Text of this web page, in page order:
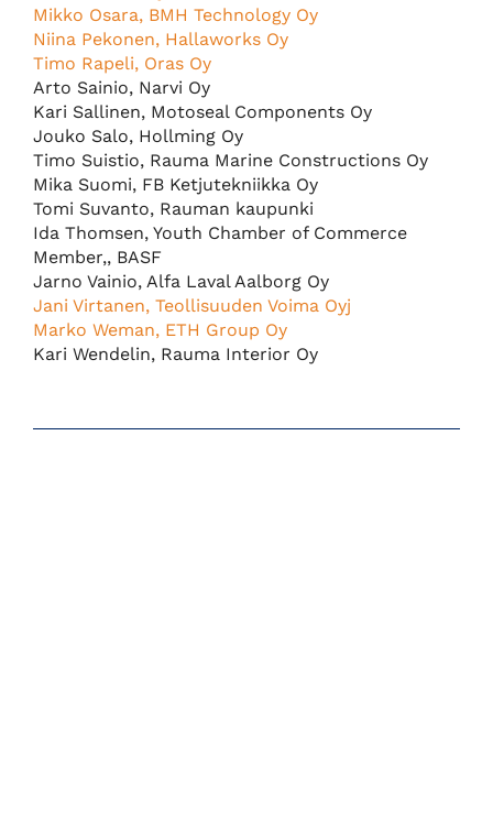
Mikko Osara, BMH Technology Oy
Niina Pekonen, Hallaworks Oy
Timo Rapeli, Oras Oy
Arto Sainio, Narvi Oy
Kari Sallinen, Motoseal Components Oy
Jouko Salo, Hollming Oy
Timo Suistio, Rauma Marine Constructions Oy
Mika Suomi, FB Ketjutekniikka Oy
Tomi Suvanto, Rauman kaupunki
Ida Thomsen, Youth Chamber of Commerce
Member,, BASF
Jarno Vainio, Alfa Laval Aalborg Oy
Jani Virtanen, Teollisuuden Voima Oyj
Marko Weman, ETH Group Oy
Kari Wendelin, Rauma Interior Oy